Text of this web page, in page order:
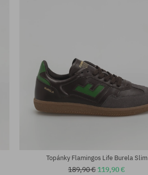
Topánky Flamingos Life Burela Slim
189,90 € 119,90 €